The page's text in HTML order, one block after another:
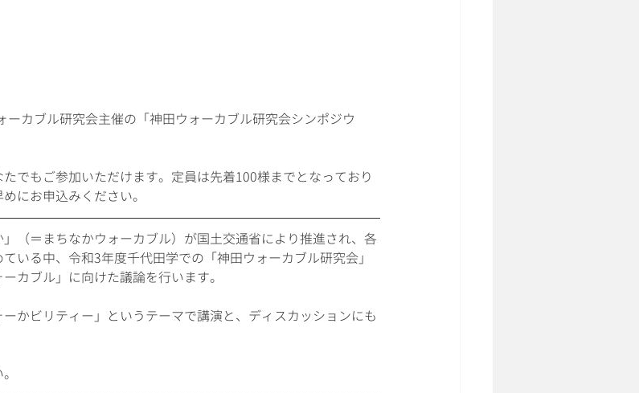
ーカブル研究会主催の「神田ウォーカブル研究会シンポジウ
でもご参加いただけます。定員は先着100様までとなっており
にお申込みください。
」（＝まちなかウォーカブル）が国土交通省により推進され、各
いる中、令和3年度千代田学での「神田ウォーカブル研究会」
カブル」に向けた議論を行います。
ーかビリティー」というテーマで講演と、ディスカッションにも